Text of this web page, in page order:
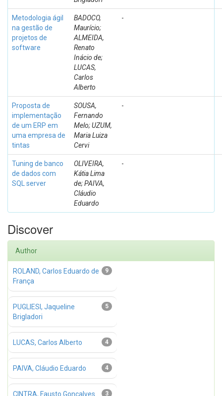
Metodologia ágil
na gestão de
projetos de
software
BADOCO,
Maurício;
ALMEIDA,
Renato
Inácio de;
LUCAS,
Carlos
Alberto
-
Proposta de
implementação
de um ERP em
uma empresa de
tintas
SOUSA,
Fernando
Melo; UZUM,
Maria Luiza
Cervi
-
Tuning de banco
de dados com
SQL server
OLIVEIRA,
Kátia Lima
de; PAIVA,
Cláudio
Eduardo
-
Discover
Author
9
ROLAND, Carlos Eduardo de
França
5
PUGLIESI, Jaqueline
Brigladori
4
LUCAS, Carlos Alberto
4
PAIVA, Cláudio Eduardo
3
CINTRA, Fausto Gonçalves